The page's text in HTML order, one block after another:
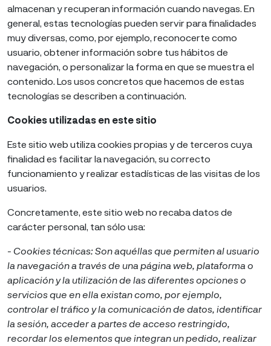
almacenan y recuperan información cuando navegas. En
general, estas tecnologías pueden servir para finalidades
muy diversas, como, por ejemplo, reconocerte como
usuario, obtener información sobre tus hábitos de
navegación, o personalizar la forma en que se muestra el
contenido. Los usos concretos que hacemos de estas
tecnologías se describen a continuación.
Cookies utilizadas en este sitio
Este sitio web utiliza cookies propias y de terceros cuya
finalidad es facilitar la navegación, su correcto
funcionamiento y realizar estadísticas de las visitas de los
usuarios.
Concretamente, este sitio web no recaba datos de
carácter personal, tan sólo usa:
- Cookies técnicas: Son aquéllas que permiten al usuario
la navegación a través de una página web, plataforma o
aplicación y la utilización de las diferentes opciones o
servicios que en ella existan como, por ejemplo,
controlar el tráfico y la comunicación de datos, identificar
la sesión, acceder a partes de acceso restringido,
recordar los elementos que integran un pedido, realizar